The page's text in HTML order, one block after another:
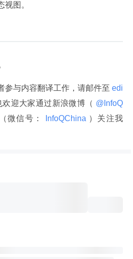
视图。
参与内容翻译工作，请邮件至 edi
欢迎大家通过新浪微博（
微信号： InfoQChina ）关注我